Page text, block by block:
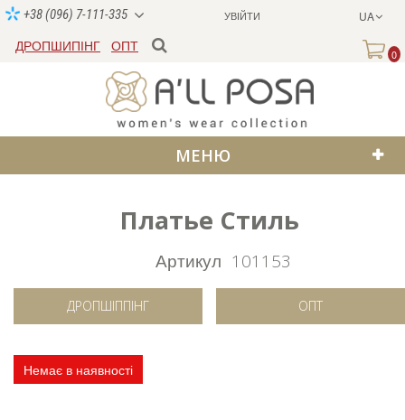
УВІЙТИ UA
+38 (096) 7-111-335
ДРОПШИПІНГ ОПТ
0
МЕНЮ
Платье Стиль
Артикул 101153
ДРОПШІППІНГ ОПТ
Немає в наявності